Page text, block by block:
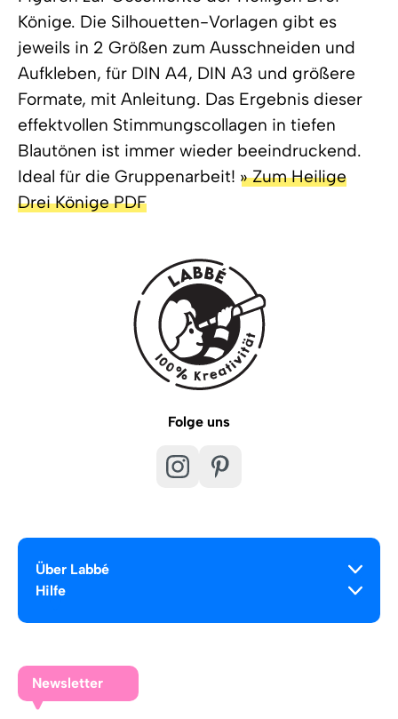
Könige. Die Silhouetten-Vorlagen gibt es
jeweils in 2 Größen zum Ausschneiden und
Aufkleben, für DIN A4, DIN A3 und größere
Formate, mit Anleitung. Das Ergebnis dieser
effektvollen Stimmungscollagen in tiefen
Blautönen ist immer wieder beeindruckend.
Ideal für die Gruppenarbeit! » Zum Heilige
Drei Könige PDF
Folge uns
Über Labbé
Hilfe
Newsletter